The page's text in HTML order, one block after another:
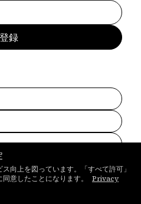
登録
向上を図っています。「すべて許可」
意したことになります。
Privacy